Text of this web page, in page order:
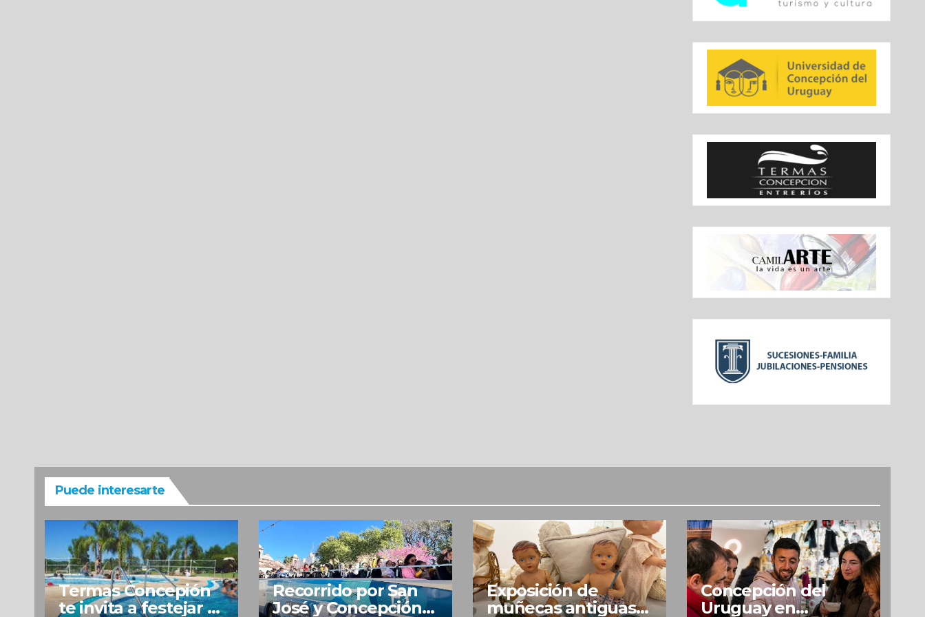
Puede interesarte
Termas Concepión
te invita a festejar el
Recorrido por San
José y Concepción
Exposición de
muñecas antiguas
Concepción del
Uruguay en